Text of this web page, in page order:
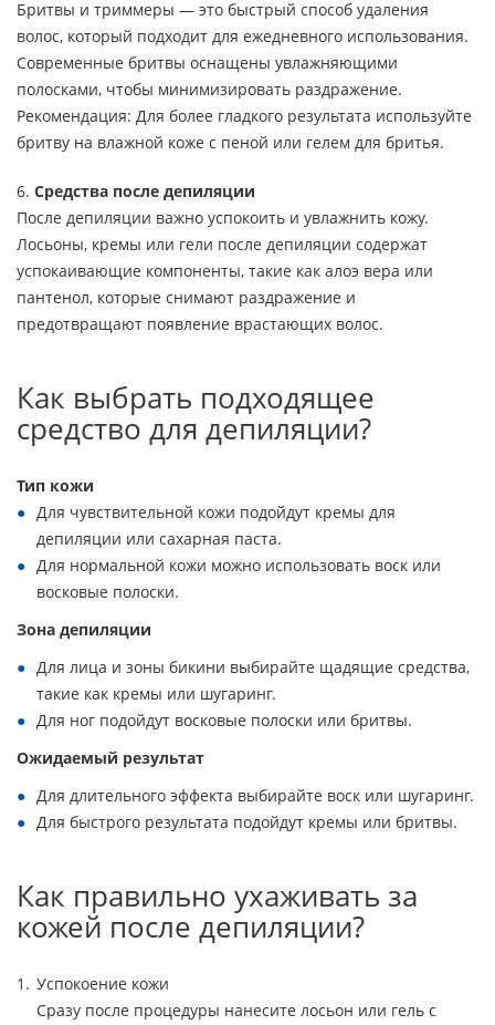
Бритвы и триммеры — это быстрый способ удаления
волос, который подходит для ежедневного использования.
Современные бритвы оснащены увлажняющими
полосками, чтобы минимизировать раздражение.
Рекомендация: Для более гладкого результата используйте
бритву на влажной коже с пеной или гелем для бритья.
6. Средства после депиляции
После депиляции важно успокоить и увлажнить кожу.
Лосьоны, кремы или гели после депиляции содержат
успокаивающие компоненты, такие как алоэ вера или
пантенол, которые снимают раздражение и
предотвращают появление врастающих волос.
Как выбрать подходящее
средство для депиляции?
Тип кожи
Для чувствительной кожи подойдут кремы для
депиляции или сахарная паста.
Для нормальной кожи можно использовать воск или
восковые полоски.
Зона депиляции
Для лица и зоны бикини выбирайте щадящие средства,
такие как кремы или шугаринг.
Для ног подойдут восковые полоски или бритвы.
Ожидаемый результат
Для длительного эффекта выбирайте воск или шугаринг.
Для быстрого результата подойдут кремы или бритвы.
Как правильно ухаживать за
кожей после депиляции?
Успокоение кожи
Сразу после процедуры нанесите лосьон или гель с